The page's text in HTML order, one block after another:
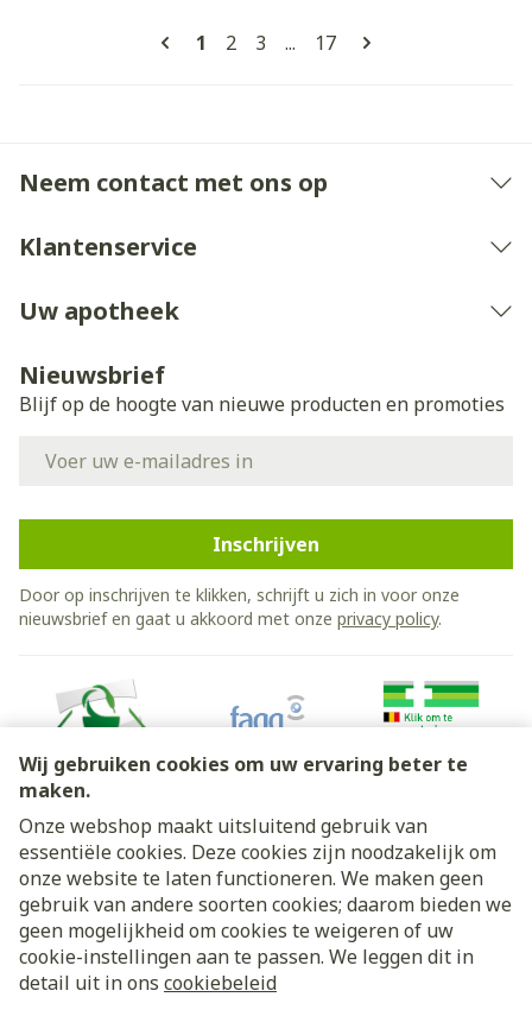
Wij gebruiken cookies om uw ervaring beter te
maken.
Onze webshop maakt uitsluitend gebruik van
essentiële cookies. Deze cookies zijn noodzakelijk om
onze website te laten functioneren. We maken geen
gebruik van andere soorten cookies; daarom bieden we
geen mogelijkheid om cookies te weigeren of uw
cookie-instellingen aan te passen. We leggen dit in
detail uit in ons cookiebeleid
Pagina's
U lees momenteel pagina
1 Pagina
2 Pagina
3 ... Pagina
17
Neem contact met ons op
Klantenservice
Uw apotheek
Nieuwsbrief
Blijf op de hoogte van nieuwe producten en promoties
Inschrijven
Door op inschrijven te klikken, schrijft u zich in voor onze
nieuwsbrief en gaat u akkoord met onze privacy policy.
Juridische links